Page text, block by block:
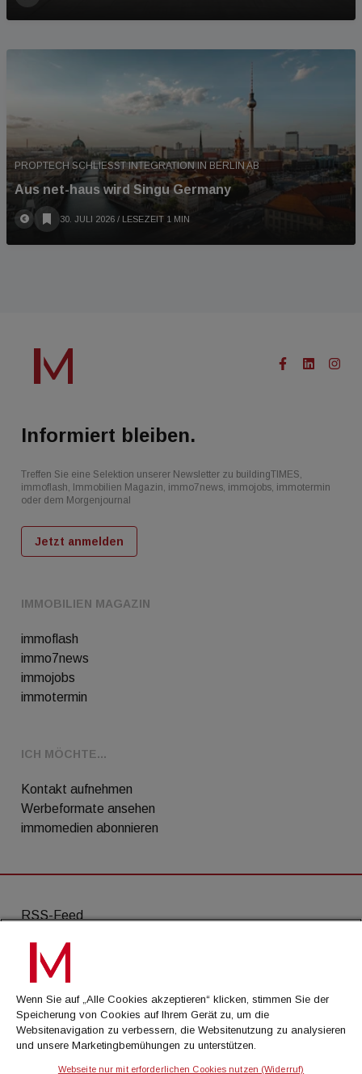
PROPTECH SCHLIESST INTEGRATION IN BERLIN AB
Aus net-haus wird Singu Germany
30. JULI 2026 / LESEZEIT 1 MIN
IMMOBILIEN MAGAZIN
immoflash
immo7news
immojobs
immotermin
ICH MÖCHTE...
Kontakt aufnehmen
Werbeformate ansehen
immomedien abonnieren
Informiert bleiben.
Treffen Sie eine Selektion unserer Newsletter zu buildingTIMES,
immoflash, Immobilien Magazin, immo7news, immojobs, immotermin
oder dem Morgenjournal
Jetzt anmelden
RSS-Feed
AGB
Datenschutz
Kontakt
Impressum
Wenn Sie auf „Alle Cookies akzeptieren“ klicken, stimmen Sie der
Speicherung von Cookies auf Ihrem Gerät zu, um die
Websitenavigation zu verbessern, die Websitenutzung zu analysieren
und unsere Marketingbemühungen zu unterstützen.
Webseite nur mit erforderlichen Cookies nutzen (Widerruf)